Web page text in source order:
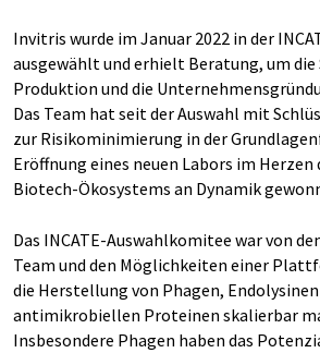
Invitris wurde im Januar 2022 in der
ausgewählt und erhielt Beratung, um die
Produktion und die
Das Team hat seit der Auswahl mit
zur Risikominimierung in der
Eröffnung eines neuen Labors im Herzen
Biotech-Ökosystems an Dynamik
Das INCATE-Auswahlkomitee war von
Team und den Möglichkeiten einer
die Herstellung von Phagen,
antimikrobiellen Proteinen skalierbar
Insbesondere Phagen haben das